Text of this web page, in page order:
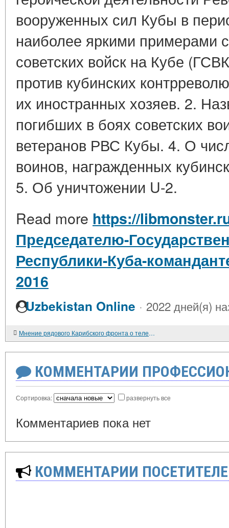
вооруженных сил Кубы в
наиболее яркими примерами
советских войск на Кубе
против кубинских
их иностранных хозяев. 2.
погибших в боях советских
ветеранов РВС Кубы. 4. О
воинов, награжденных
5. Об уничтожении U-2.
Read more https://
Председателю-
Республики-Куба-
2016
Uzbekistan Online · 2022 дней(я)
Мнение рядового Карибского фронта о телефильме "Карибский кризис. Оружие ТВ", ТК Оружие ТВ, 19.12.2019
КОММЕНТАРИИ
Сортировка: развернуть все
Комментариев пока нет
КОММЕНТАРИИ